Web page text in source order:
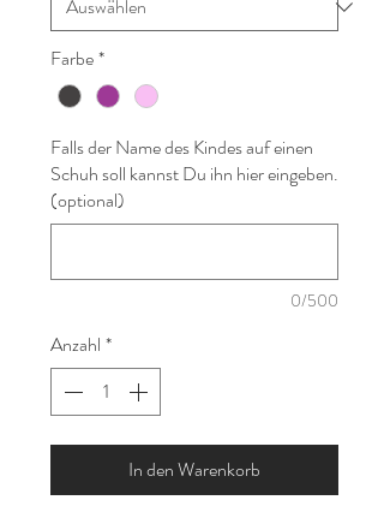
Farbe*
Falls der Name des Kindes auf einen
Schuh soll kannst Du ihn hier eingeben.
(optional)
0/500
Anzahl *
In den Warenkorb